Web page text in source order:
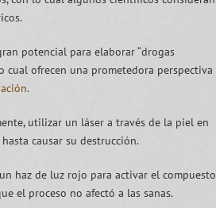
potencial para elaborar “drogas
cual ofrecen una prometedora perspectiva
.
utilizar un láser a través de la piel en
causar su destrucción.
haz de luz rojo para activar el compuesto
el proceso no afectó a las sanas.